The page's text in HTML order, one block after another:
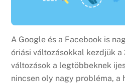
A Google és a Facebook is
óriási változásokkal kezdjük a
változások a legtöbbeknek
nincsen oly nagy probléma,